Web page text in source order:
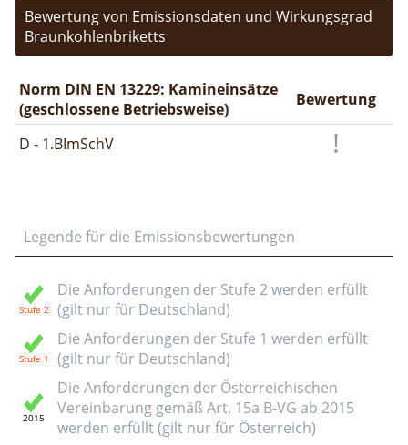
Bewertung von Emissionsdaten und Wirkungsgrad
Braunkohlenbriketts
Norm DIN EN 13229: Kamineinsätze
(geschlossene Betriebsweise)
Bewertung
D - 1.BImSchV
Legende für die Emissionsbewertungen
Die Anforderungen der Stufe 2 werden erfüllt
(gilt nur für Deutschland)
Die Anforderungen der Stufe 1 werden erfüllt
(gilt nur für Deutschland)
Die Anforderungen der Österreichischen
Vereinbarung gemäß Art. 15a B-VG ab 2015
werden erfüllt (gilt nur für Österreich)